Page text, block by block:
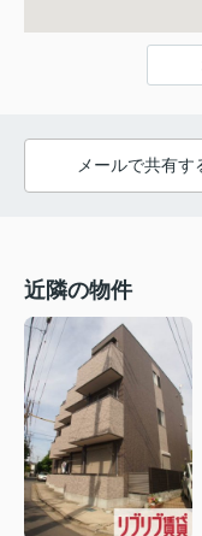
メールで共有す
近隣の物件